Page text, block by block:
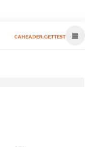
CAHEADER.GETTEST